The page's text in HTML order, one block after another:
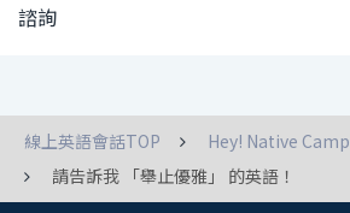
諮詢
線上英語會話TOP
Hey! Native Camp
請告訴我 「舉止優雅」 的英語！